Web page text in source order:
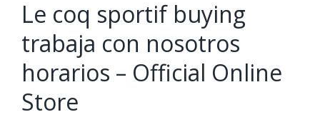
Le coq sportif buying
trabaja con nosotros
horarios – Official Online
Store